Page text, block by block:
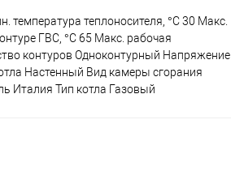
теплоносителя, °C 30 Макс.
ГВС, °C 65 Макс. рабочая
контуров Одноконтурный Напряжение
Настенный Вид камеры сгорания
Италия Тип котла Газовый